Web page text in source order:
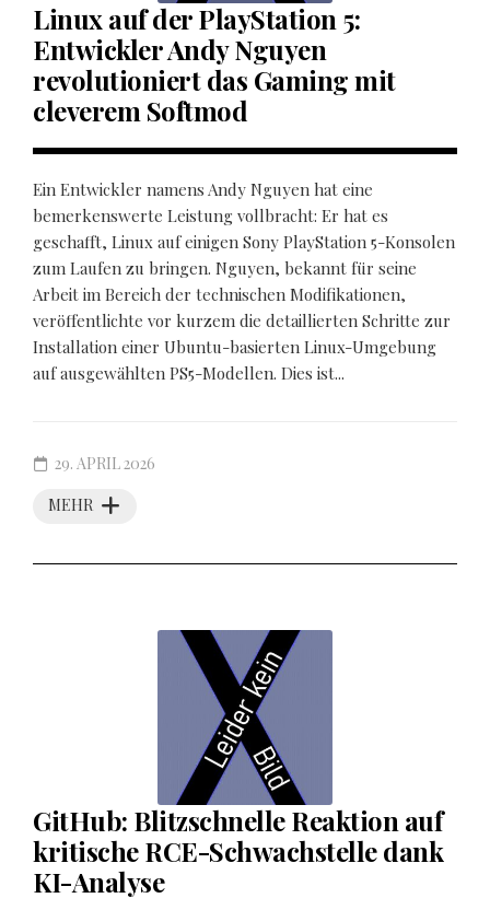
Linux auf der PlayStation 5:
Entwickler Andy Nguyen
revolutioniert das Gaming mit
cleverem Softmod
Ein Entwickler namens Andy Nguyen hat eine
bemerkenswerte Leistung vollbracht: Er hat es
geschafft, Linux auf einigen Sony PlayStation 5-Konsolen
zum Laufen zu bringen. Nguyen, bekannt für seine
Arbeit im Bereich der technischen Modifikationen,
veröffentlichte vor kurzem die detaillierten Schritte zur
Installation einer Ubuntu-basierten Linux-Umgebung
auf ausgewählten PS5-Modellen. Dies ist...
MEHR
29. APRIL 2026
GitHub: Blitzschnelle Reaktion auf
kritische RCE-Schwachstelle dank
KI-Analyse